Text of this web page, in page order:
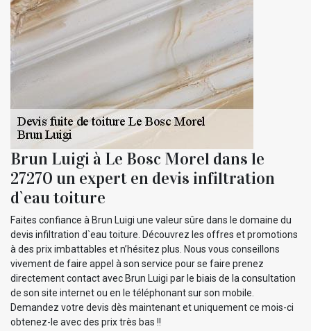
Brun Luigi à Le Bosc Morel dans le
27270 un expert en devis infiltration
d`eau toiture
Faites confiance à Brun Luigi une valeur sûre dans le domaine du
devis infiltration d`eau toiture. Découvrez les offres et promotions
à des prix imbattables et n’hésitez plus. Nous vous conseillons
vivement de faire appel à son service pour se faire prenez
directement contact avec Brun Luigi par le biais de la consultation
de son site internet ou en le téléphonant sur son mobile.
Demandez votre devis dès maintenant et uniquement ce mois-ci
obtenez-le avec des prix très bas !!